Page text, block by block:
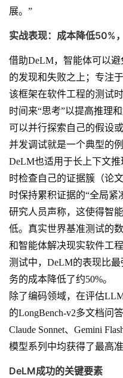
展。”
实战表现：成本降低50%
借助DeLM，智能体可以
的发现和失败之上；专注
该框架在软件工程的测试
时间来“思考”以提高推理
可以并行探索自己的假设
并发调试就是一个典型的例
DeLM也适用于长上下文
时检查自己的证据簇（论
时保持累积证据的“全局紧
研究人员声称，这使得智
低。真实世界基准测试的
和智能体解决现实软件工
测试中，DeLM的表现比
务的成本降低了约50%。
除了编码领域，在评估
的LongBench-v2多文档问
Claude Sonnet、Gemini
模型系列中均获得了最高准
DeLM成功的关键要素